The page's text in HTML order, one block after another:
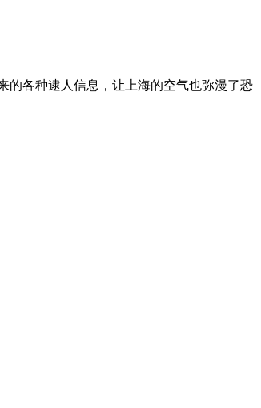
的各种逮人信息，让上海的空气也弥漫了恐